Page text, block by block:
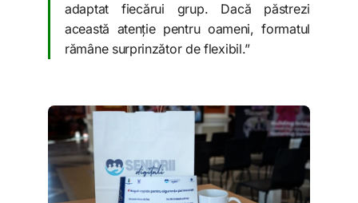
adaptat fiecărui grup. Dacă păstrezi
această atenție pentru oameni, formatul
rămâne surprinzător de flexibil.”